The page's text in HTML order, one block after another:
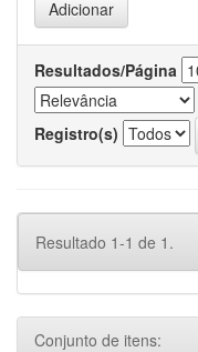
Resultados/Página
Registro(s)
Resultado 1-1 de 1.
Conjunto de itens: